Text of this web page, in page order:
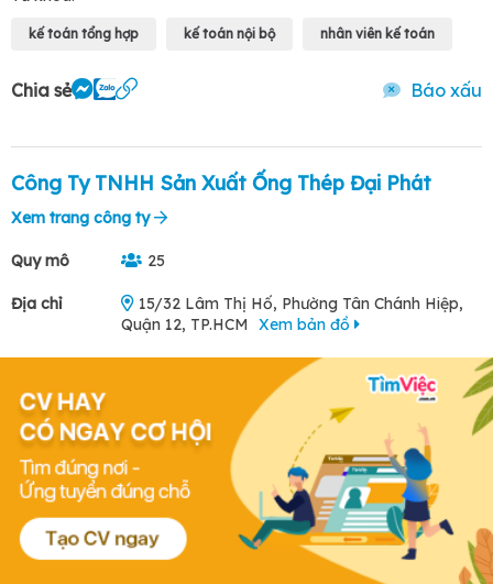
kế toán tổng hợp kế toán nội bộ nhân viên kế toán
Chia sẻ Báo xấu
Công Ty TNHH Sản Xuất Ống Thép Đại Phát
Xem trang công ty
Quy mô 25
Địa chỉ
15/32 Lâm Thị Hố, Phường Tân Chánh Hiệp,
Quận 12, TP.HCM Xem bản đồ